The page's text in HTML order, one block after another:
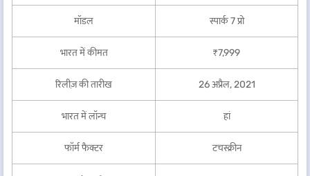
मॉडल स्पार्क 7 प्रो
भारत में कीमत ₹7,999
रिलीज़ की तारीख 26 अप्रैल, 2021
भारत में लॉन्च हां
फॉर्म फैक्टर टचस्क्रीन